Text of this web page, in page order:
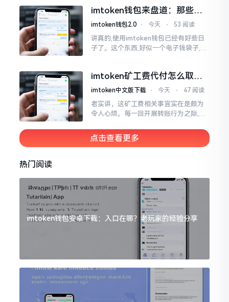
据助记词来生成的,通俗讲
imtoken钱包来盘道：那些踩
过的坑和保命招
imtoken钱包2.0 ⋅ 今天 ⋅ 53 阅读
讲真的,使用imtoken钱包已经有好些日
子了。这个东西,好似一个电子钱袋子,里
却提心吊胆、神经紧绷。
imtoken矿工费代付怎么取
消？老手教你几招
imtoken中文版下载 ⋅ 今天 ⋅ 47 阅读
老实讲，这矿工费相关事宜实在是颇为
令人心烦。每一回开展转账行为之际,就
得紧接着的下一秒会扣掉多少手续费。
时隔多年
点击查看更多
热门阅读
imtoken钱包安卓下载：入口在哪？老玩家的经验分享